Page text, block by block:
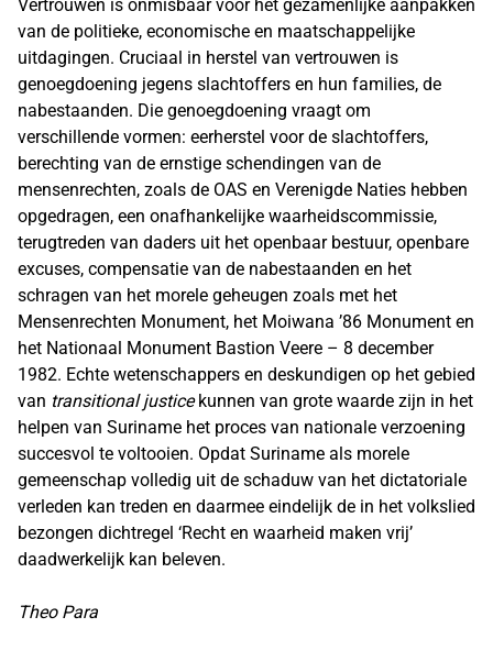
Vertrouwen is onmisbaar voor het gezamenlijke aanpakken
van de politieke, economische en maatschappelijke
uitdagingen. Cruciaal in herstel van vertrouwen is
genoegdoening jegens slachtoffers en hun families, de
nabestaanden. Die genoegdoening vraagt om
verschillende vormen: eerherstel voor de slachtoffers,
berechting van de ernstige schendingen van de
mensenrechten, zoals de OAS en Verenigde Naties hebben
opgedragen, een onafhankelijke waarheidscommissie,
terugtreden van daders uit het openbaar bestuur, openbare
excuses, compensatie van de nabestaanden en het
schragen van het morele geheugen zoals met het
Mensenrechten Monument, het Moiwana ’86 Monument en
het Nationaal Monument Bastion Veere – 8 december
1982. Echte wetenschappers en deskundigen op het gebied
van transitional justicekunnen van grote waarde zijn in het
helpen van Suriname het proces van nationale verzoening
succesvol te voltooien. Opdat Suriname als morele
gemeenschap volledig uit de schaduw van het dictatoriale
verleden kan treden en daarmee eindelijk de in het volkslied
bezongen dichtregel ‘Recht en waarheid maken vrij’
daadwerkelijk kan beleven.
Theo Para